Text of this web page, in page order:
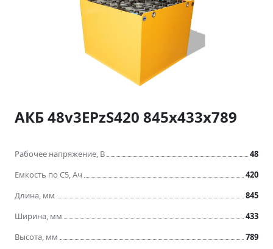
8 800 550 44 77
info@signalenergy.ru
АКБ 48v3EPzS420 845x433x789
Рабочее напряжение, В
48
Емкость по C5, Ач
420
Длина, мм
845
Ширина, мм
433
Высота, мм
789